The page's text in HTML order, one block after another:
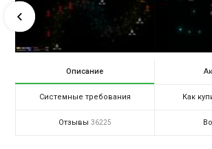
Описание
Системные требования Как
Отзывы 36225